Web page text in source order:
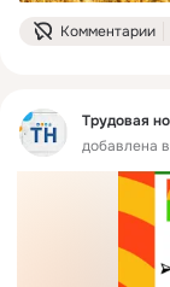
Комментарии
Трудовая
добавлена